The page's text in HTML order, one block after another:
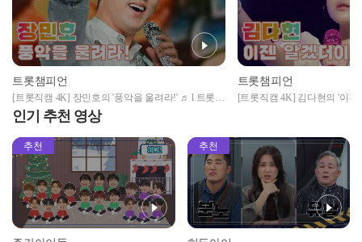
트롯챔피언
[트롯직캠 4K] 장민호의 '풍악을 울려라!' ♬ l 트롯챔
피언 l EP.11
트롯챔피언
[트롯직캠 4K] 김다현의 '이
인기 추천 영상
추천 추천